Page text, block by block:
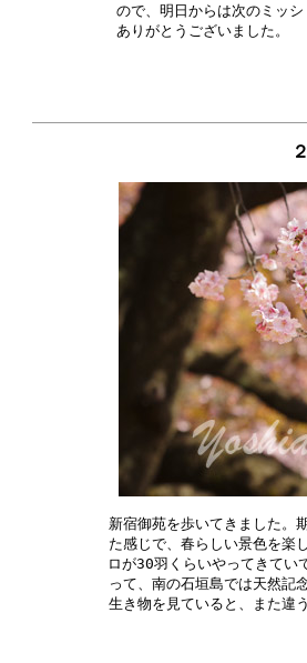
ので、明日からは次のミッ
新宿御苑を歩いてきました。
た感じで、春らしい景色を楽
ロが30羽くらいやってきてい
って、南の石垣島では天然記